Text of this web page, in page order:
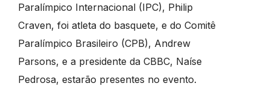
Paralímpico Internacional (IPC), Philip
Craven, foi atleta do basquete, e do Comitê
Paralímpico Brasileiro (CPB), Andrew
Parsons, e a presidente da CBBC, Naíse
Pedrosa, estarão presentes no evento.